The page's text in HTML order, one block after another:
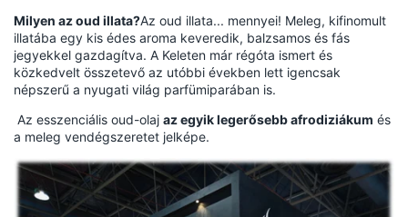
Milyen az oud illata?Az oud illata... mennyei! Meleg, kifinomult
illatába egy kis édes aroma keveredik, balzsamos és fás
jegyekkel gazdagítva. A Keleten már régóta ismert és
közkedvelt összetevő az utóbbi években lett igencsak
népszerű a nyugati világ parfümiparában is.
Az esszenciális oud-olaj az egyik legerősebb afrodiziákum és
a meleg vendégszeretet jelképe.